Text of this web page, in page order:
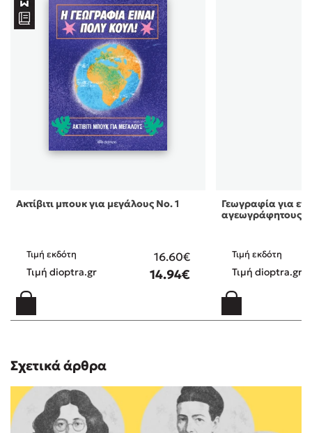
Ακτίβιτι μπουκ για μεγάλους Νο. 1
Τιμή εκδότη 16.60€
Τιμή dioptra.gr 14.94€
Γεωγραφία για
αγεωγράφητους
Τιμή εκδότη
Τιμή dioptra.gr
Σχετικά άρθρα